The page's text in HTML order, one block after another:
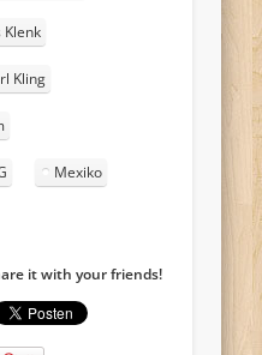
Klenk
Kling
Mexiko
it with your friends!